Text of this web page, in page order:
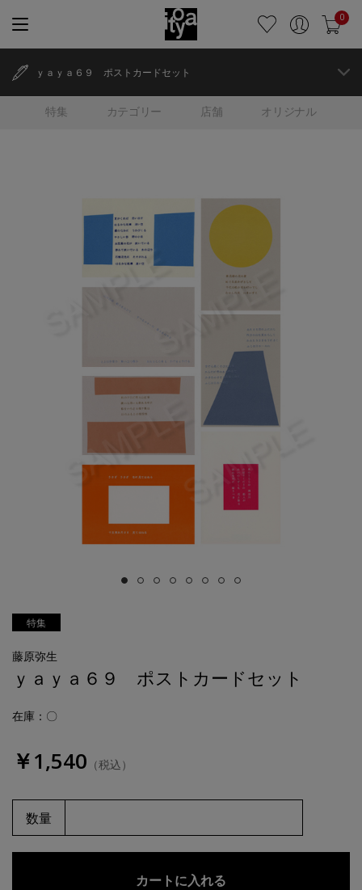
0
特集 カテゴリー 店舗 オリジナル
ｙａｙａ６９ ポストカードセット
特集
藤原弥生
ｙａｙａ６９ ポストカードセット
在庫：〇
￥1,540 （税込）
数量